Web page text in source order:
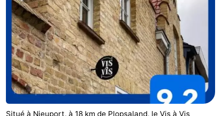
Situé à Nieuport, à 18 km de Plopsaland, le Vis à Vis